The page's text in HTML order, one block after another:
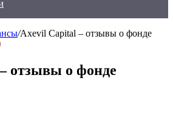
/Axevil Capital – отзывы о фонде
отзывы о фонде